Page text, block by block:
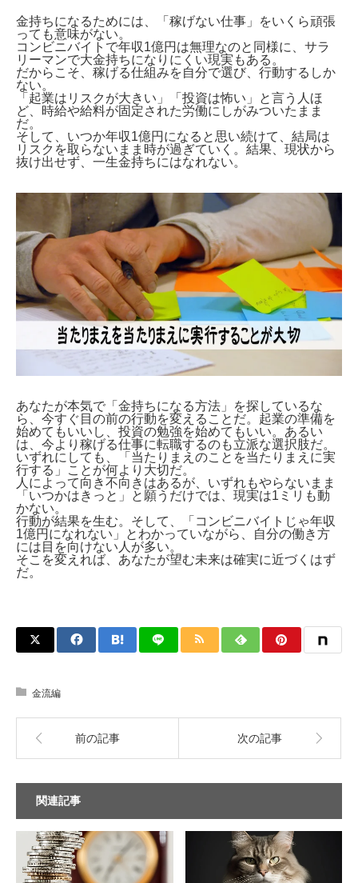
金持ちになるためには、「稼げない仕事」をいくら頑張
っても意味がない。
コンビニバイトで年収1億円は無理なのと同様に、サラ
リーマンで大金持ちになりにくい現実もある。
だからこそ、稼げる仕組みを自分で選び、行動するしか
ない。
「起業はリスクが大きい」「投資は怖い」と言う人ほ
ど、時給や給料が固定された労働にしがみついたまま
だ。
そして、いつか年収1億円になると思い続けて、結局は
リスクを取らないまま時が過ぎていく。結果、現状から
抜け出せず、一生金持ちにはなれない。
あなたが本気で「金持ちになる方法」を探しているな
ら、今すぐ目の前の行動を変えることだ。起業の準備を
始めてもいいし、投資の勉強を始めてもいい。あるい
は、今より稼げる仕事に転職するのも立派な選択肢だ。
いずれにしても、「当たりまえのことを当たりまえに実
行する」ことが何より大切だ。
人によって向き不向きはあるが、いずれもやらないまま
「いつかはきっと」と願うだけでは、現実は1ミリも動
かない。
行動が結果を生む。そして、「コンビニバイトじゃ年収
1億円になれない」とわかっていながら、自分の働き方
には目を向けない人が多い。
そこを変えれば、あなたが望む未来は確実に近づくはず
だ。
金流編
前の記事 次の記事
関連記事